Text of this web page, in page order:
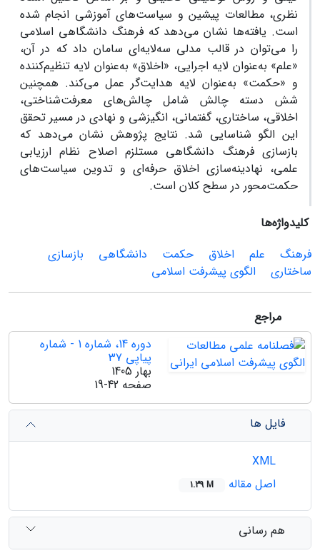
نظری، مطالعات پیشین و سیاست‌های آموزشی انجام شده
است. یافته‌ها نشان می‌دهد که فرهنگ دانشگاهی اسلامی
را می‌توان در قالب مدلی سه‌لایه‌ای سامان داد که در آن،
«علم» به‌عنوان لایه اجرایی، «اخلاق» به‌عنوان لایه تنظیم‌کننده
و «حکمت» به‌عنوان لایه هدایت‌گر عمل می‌کند. همچنین
شش دسته چالش شامل چالش‌های معرفت‌شناختی،
اخلاقی، ساختاری، گفتمانی، انگیزشی و نهادی در مسیر تحقق
این الگو شناسایی شد. نتایج پژوهش نشان می‌دهد که
بازسازی فرهنگ دانشگاهی مستلزم اصلاح نظام ارزیابی
علمی، نهادینه‌سازی اخلاق حرفه‌ای و تدوین سیاست‌های
حکمت‌محور در سطح کلان است.
کلیدواژه‌ها
فرهنگ
علم اخلاق حکمت دانشگاهی
بازسازی
ساختاری
الگوی پیشرفت اسلامی
مراجع
دوره 14، شماره 1 - شماره
پیاپی 37
بهار 1405
صفحه 19-42
فایل ها
اصل مقاله
1.39 M
هم رسانی